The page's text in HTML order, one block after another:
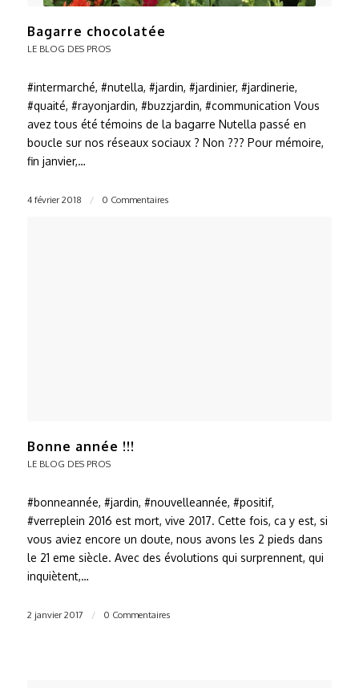
Bagarre chocolatée
LE BLOG DES PROS
#intermarché, #nutella, #jardin, #jardinier, #jardinerie,
#quaité, #rayonjardin, #buzzjardin, #communication Vous
avez tous été témoins de la bagarre Nutella passé en
boucle sur nos réseaux sociaux ? Non ??? Pour mémoire,
fin janvier,…
4 février 2018 / 0 Commentaires
Bonne année !!!
LE BLOG DES PROS
#bonneannée, #jardin, #nouvelleannée, #positif,
#verreplein 2016 est mort, vive 2017. Cette fois, ca y est, si
vous aviez encore un doute, nous avons les 2 pieds dans
le 21 eme siècle. Avec des évolutions qui surprennent, qui
inquiètent,…
2 janvier 2017 / 0 Commentaires